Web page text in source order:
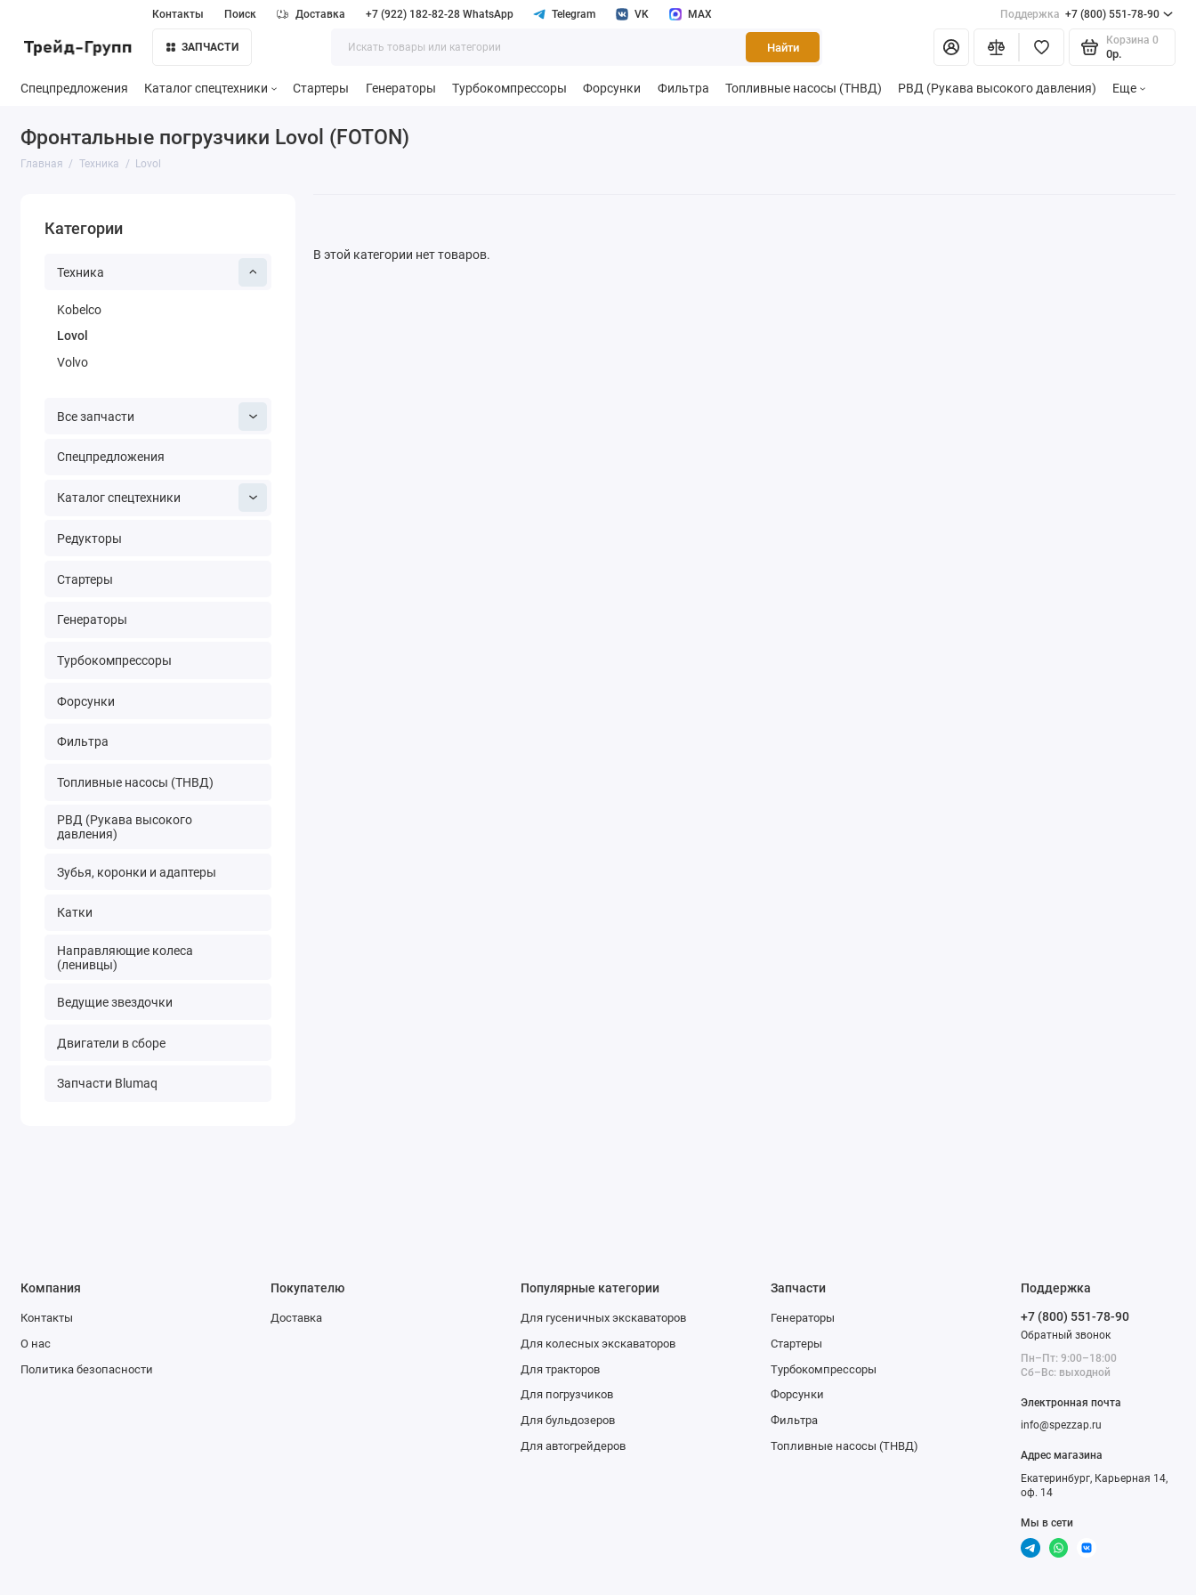
Контакты Поиск Доставка +7 (922) 182-82-28 WhatsApp Telegram VK MAX Поддержка +7 (800) 551-78-90
ЗАПЧАСТИ Найти
Корзина 0
0р.
Спецпредложения Каталог спецтехники Стартеры Генераторы Турбокомпрессоры Форсунки Фильтра Топливные насосы (ТНВД) РВД (Рукава высокого давления) Еще
Фронтальные погрузчики Lovol (FOTON)
Главная Техника Lovol
Категории
Техника
Kobelco
Lovol
Volvo
Все запчасти
Спецпредложения
Каталог спецтехники
Редукторы
Стартеры
Генераторы
Турбокомпрессоры
Форсунки
Фильтра
Топливные насосы (ТНВД)
РВД (Рукава высокого
давления)
Зубья, коронки и адаптеры
Катки
Направляющие колеса
(ленивцы)
Ведущие звездочки
Двигатели в сборе
Запчасти Blumaq
В этой категории нет товаров.
Компания
Контакты
О нас
Политика безопасности
Покупателю
Доставка
Популярные категории
Для гусеничных экскаваторов
Для колесных экскаваторов
Для тракторов
Для погрузчиков
Для бульдозеров
Для автогрейдеров
Запчасти
Генераторы
Стартеры
Турбокомпрессоры
Форсунки
Фильтра
Топливные насосы (ТНВД)
Поддержка
+7 (800) 551-78-90
Обратный звонок
Пн–Пт: 9:00–18:00
Сб–Вс: выходной
Электронная почта
info@spezzap.ru
Адрес магазина
Екатеринбург, Карьерная 14,
оф. 14
Мы в сети